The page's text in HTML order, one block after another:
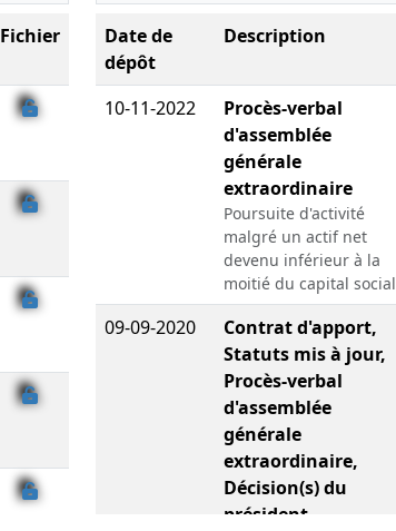
Fichier
Date de
dépôt
Description
10-11-2022
Procès-verbal
d'assemblée
générale
extraordinaire
Poursuite d'activité
malgré un actif net
devenu inférieur à la
moitié du capital social
09-09-2020
Contrat d'apport,
Statuts mis à jour,
Procès-verbal
d'assemblée
générale
extraordinaire,
Décision(s) du
président